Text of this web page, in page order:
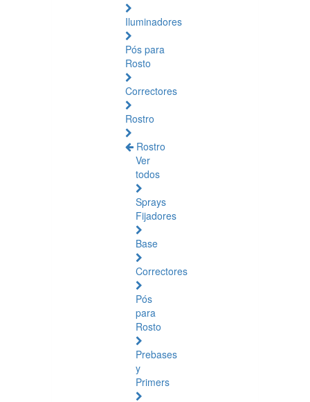
Iluminadores
Pós para
Rosto
Correctores
Rostro
Rostro
Ver
todos
Sprays
Fijadores
Base
Correctores
Pós
para
Rosto
Prebases
y
Primers